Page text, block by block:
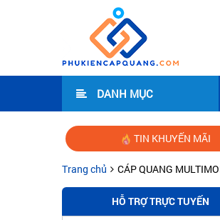
DANH MỤC
TIN KHUYẾN MÃI
Trang chủ CÁP QUANG
HỖ TRỢ TRỰC TUYẾN